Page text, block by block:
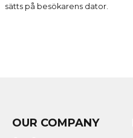
sätts på besökarens dator.
OUR COMPANY